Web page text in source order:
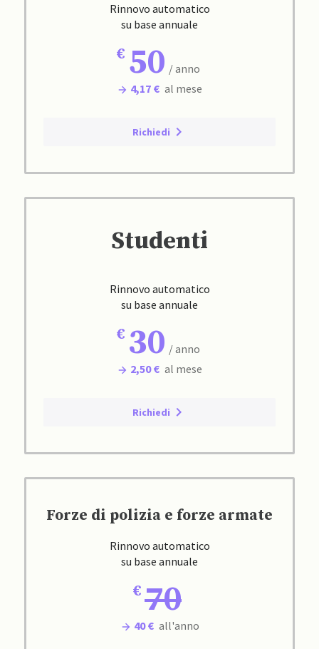
Rinnovo automatico
su base annuale
50 / anno
4,17 € al mese
Richiedi
Studenti
Rinnovo automatico
su base annuale
30 / anno
2,50 € al mese
Richiedi
Forze di polizia e forze armate
Rinnovo automatico
su base annuale
70
40 € all'anno